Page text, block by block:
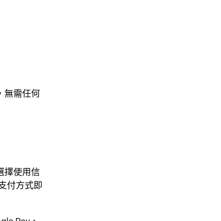
無需任何
擇使用信
付方式即